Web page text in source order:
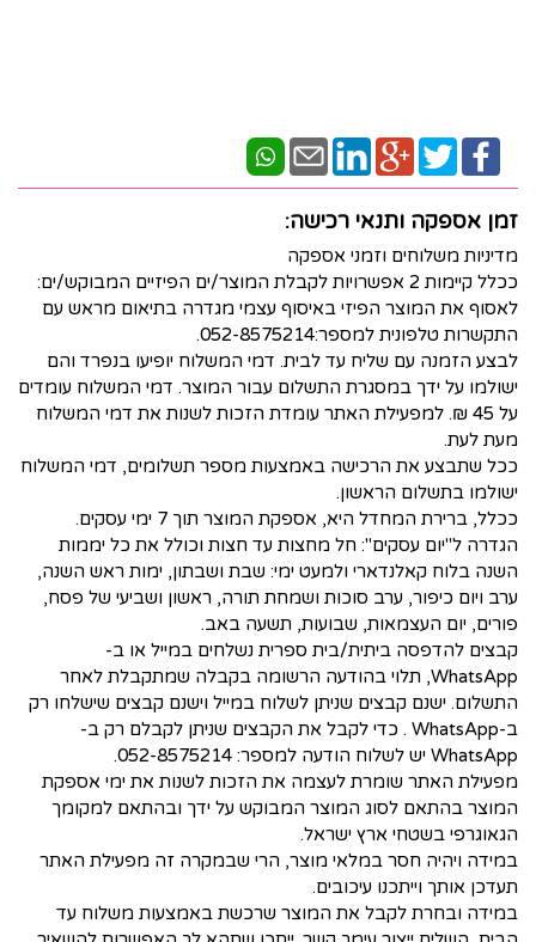
זמן אספקה ותנאי רכישה:
מדיניות משלוחים וזמני אספקה
ככלל קיימות 2 אפשרויות לקבלת המוצר/ים הפיזיים המבוקש/ים:
לאסוף את המוצר הפיזי באיסוף עצמי מגדרה בתיאום מראש עם
התקשרות טלפונית למספר:052-8575214.
לבצע הזמנה עם שליח עד לבית. דמי המשלוח יופיעו בנפרד והם
ישולמו על ידך במסגרת התשלום עבור המוצר. דמי המשלוח עומדים
על 45 ₪. למפעילת האתר עומדת הזכות לשנות את דמי המשלוח
מעת לעת.
ככל שתבצע את הרכישה באמצעות מספר תשלומים, דמי המשלוח
ישולמו בתשלום הראשון.
ככלל, ברירת המחדל היא, אספקת המוצר תוך 7 ימי עסקים.
הגדרה ל"יום עסקים": חל מחצות עד חצות וכולל את כל יממות
השנה בלוח קאלנדארי ולמעט ימי: שבת ושבתון, ימות ראש השנה,
ערב ויום כיפור, ערב סוכות ושמחת תורה, ראשון ושביעי של פסח,
פורים, יום העצמאות, שבועות, תשעה באב.
קבצים להדפסה ביתית/בית ספרית נשלחים במייל או ב-
WhatsApp, תלוי בהודעה הרשומה בקבלה שמתקבלת לאחר
התשלום. ישנם קבצים שניתן לשלוח במייל וישנם קבצים שישלחו רק
ב-WhatsApp . כדי לקבל את הקבצים שניתן לקבלם רק ב-
WhatsApp יש לשלוח הודעה למספר: 052-8575214.
מפעילת האתר שומרת לעצמה את הזכות לשנות את ימי אספקת
המוצר בהתאם לסוג המוצר המבוקש על ידך ובהתאם למקומך
הגאוגרפי בשטחי ארץ ישראל.
במידה ויהיה חסר במלאי מוצר, הרי שבמקרה זה מפעילת האתר
תעדכן אותך וייתכנו עיכובים.
במידה ובחרת לקבל את המוצר שרכשת באמצעות משלוח עד